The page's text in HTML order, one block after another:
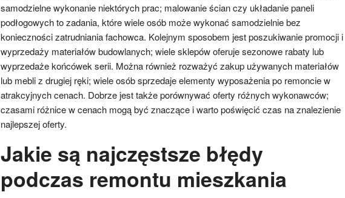
samodzielne wykonanie niektórych prac; malowanie ścian czy układanie paneli
podłogowych to zadania, które wiele osób może wykonać samodzielnie bez
konieczności zatrudniania fachowca. Kolejnym sposobem jest poszukiwanie promocji i
wyprzedaży materiałów budowlanych; wiele sklepów oferuje sezonowe rabaty lub
wyprzedaże końcówek serii. Można również rozważyć zakup używanych materiałów
lub mebli z drugiej ręki; wiele osób sprzedaje elementy wyposażenia po remoncie w
atrakcyjnych cenach. Dobrze jest także porównywać oferty różnych wykonawców;
czasami różnice w cenach mogą być znaczące i warto poświęcić czas na znalezienie
najlepszej oferty.
Jakie są najczęstsze błędy
podczas remontu mieszkania